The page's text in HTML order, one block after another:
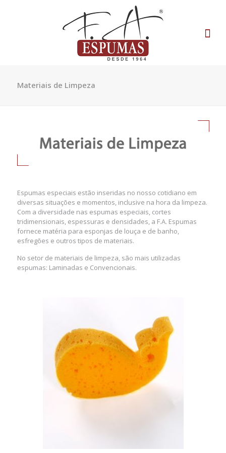
Materiais de Limpeza
Espumas especiais estão inseridas no nosso cotidiano em
diversas situações e momentos, inclusive na hora da limpeza.
Com a diversidade nas espumas especiais, cortes
tridimensionais, espessuras e densidades, a F.A. Espumas
fornece matéria para esponjas de louça e de banho,
esfregões e outros tipos de materiais.
No setor de materiais de limpeza, são mais utilizadas
espumas: Laminadas e Convencionais.